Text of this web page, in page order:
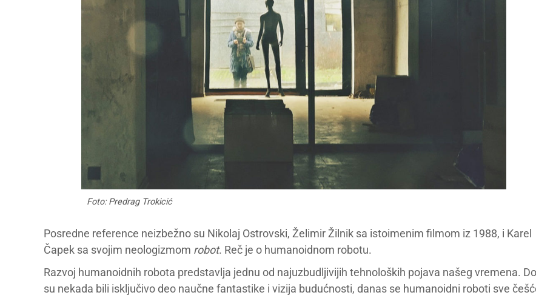
Foto: Predrag Trokicić
Posredne reference neizbežno su Nikolaj Ostrovski, Želimir Žilnik sa istoimenim filmom iz 1988, i Karel
Čapek sa svojim neologizmom robot. Reč je o humanoidnom robotu.
Razvoj humanoidnih robota predstavlja jednu od najuzbudljivijih tehnoloških pojava našeg vremena.
su nekada bili isključivo deo naučne fantastike i vizija budućnosti, danas se humanoidni roboti sve